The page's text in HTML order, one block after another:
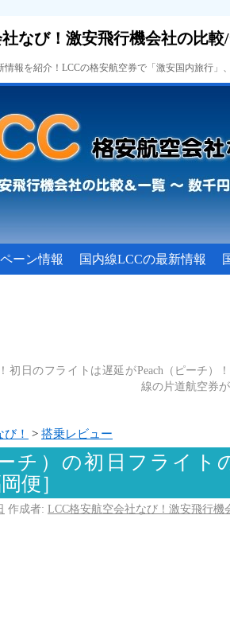
なび！激安飛行機会社の比較
情報を紹介！LCCの格安航空券で「激安国内旅行
ーン情報 国内線LCCの最新情報
初日のフライトは遅延がPeach（ピーチ）
線の片道航空券
！ > 搭乗レビュー
チ）の初日フライト
便］
作成者: LCC格安航空会社なび！激安飛行機